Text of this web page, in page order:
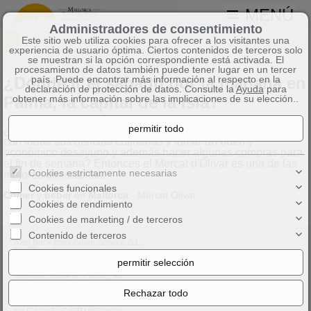
MENÚ
¿Dónde ir el sábado por la mañana en
Palma, la capital de la isla?
¿Le gustaría disfrutar del ambiente de un mercado mayorista
con todas sus delicias culinarias y tomar un buen y
económico desayuno y además hacer algunas compras para
el fin de semana? Entonces el Mercat d'Olivar es una de las
mejores direcciones.
ComerybeberenMallorca
Axel Bock Immobilien Service S.L.
Na Plana 2
Teléfono:0034 677 33 32 93
Teléfono móvil:0049 177 39 50 331
info@mallorca-topimmobilien.de
Administradores de consentimiento
Este sitio web utiliza cookies para ofrecer a los visitantes una
experiencia de usuario óptima. Ciertos contenidos de terceros solo
se muestran si la opción correspondiente está activada. El
procesamiento de datos también puede tener lugar en un tercer
país. Puede encontrar más información al respecto en la
declaración de protección de datos. Consulte la Ayuda para
obtener más información sobre las implicaciones de su elección..
Cookies estrictamente necesarias
Cookies funcionales
Cookies de rendimiento
Cookies de marketing / de terceros
Contenido de terceros